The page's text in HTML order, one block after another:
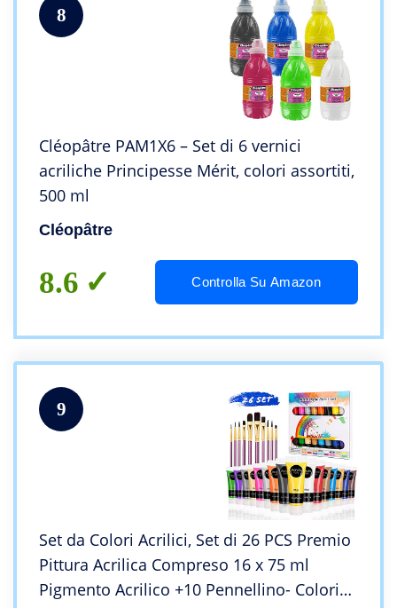
8
Cléopâtre PAM1X6 – Set di 6 vernici
acriliche Principesse Mérit, colori assortiti,
500 ml
Cléopâtre
8.6 Controlla Su Amazon
9
Set da Colori Acrilici, Set di 26 PCS Premio
Pittura Acrilica Compreso 16 x 75 ml
Pigmento Acrilico +10 Pennellino- Colori